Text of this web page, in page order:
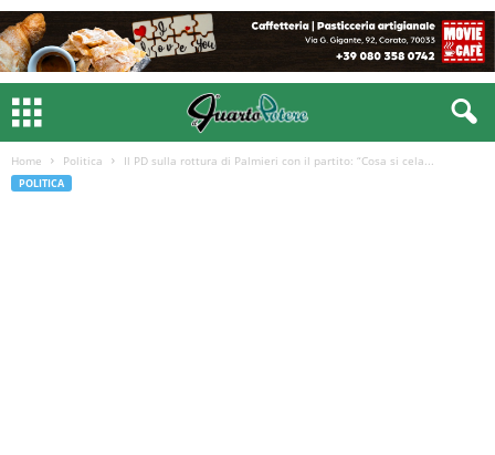
Home Politica Il PD sulla rottura di Palmieri con il partito: “Cosa si cela...
POLITICA